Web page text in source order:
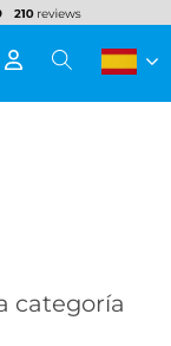
categoría